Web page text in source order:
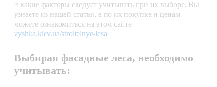
и какие факторы следует учитывать при их выборе, Вы
узнаете из нашей статьи, а по их покупке и ценам
можете ознакомиться на этом сайте
vyshka.kiev.ua/stroitelnye-lesa.
Выбирая фасадные леса, необходимо
учитывать: